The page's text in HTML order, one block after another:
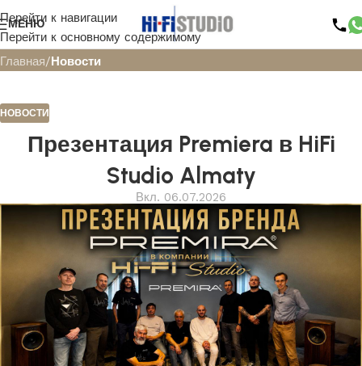
Перейти к навигации
Перейти к основному содержимому
МЕНЮ
Блог
Главная/Новости
НОВОСТИ
Презентация Premiera в HiFi
Studio Almaty
Вкл. 06.07.2026